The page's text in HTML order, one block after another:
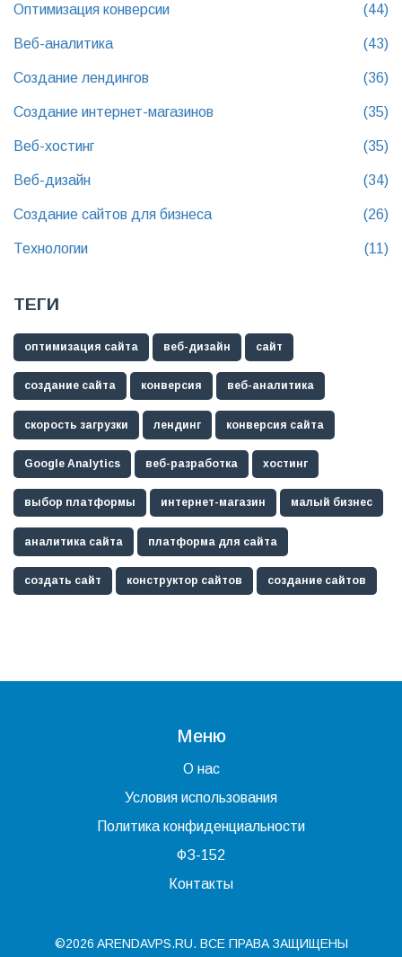
Оптимизация конверсии (44)
Веб-аналитика (43)
Создание лендингов (36)
Создание интернет-магазинов (35)
Веб-хостинг (35)
Веб-дизайн (34)
Создание сайтов для бизнеса (26)
Технологии (11)
ТЕГИ
оптимизация сайта веб-дизайн сайт
создание сайта конверсия веб-аналитика
скорость загрузки лендинг конверсия сайта
Google Analytics веб-разработка хостинг
выбор платформы интернет-магазин малый бизнес
аналитика сайта платформа для сайта
создать сайт конструктор сайтов создание сайтов
Меню
О нас
Условия использования
Политика конфиденциальности
ФЗ-152
Контакты
©2026 ARENDAVPS.RU. ВСЕ ПРАВА ЗАЩИЩЕНЫ